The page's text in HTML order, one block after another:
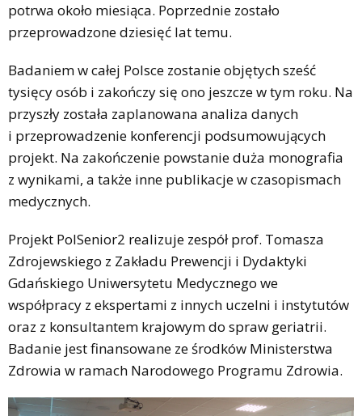
potrwa około miesiąca. Poprzednie zostało
przeprowadzone dziesięć lat temu.
Badaniem w całej Polsce zostanie objętych sześć
tysięcy osób i zakończy się ono jeszcze w tym roku. Na
przyszły została zaplanowana analiza danych
i przeprowadzenie konferencji podsumowujących
projekt. Na zakończenie powstanie duża monografia
z wynikami, a także inne publikacje w czasopismach
medycznych.
Projekt PolSenior2 realizuje zespół prof. Tomasza
Zdrojewskiego z Zakładu Prewencji i Dydaktyki
Gdańskiego Uniwersytetu Medycznego we
współpracy z ekspertami z innych uczelni i instytutów
oraz z konsultantem krajowym do spraw geriatrii.
Badanie jest finansowane ze środków Ministerstwa
Zdrowia w ramach Narodowego Programu Zdrowia.